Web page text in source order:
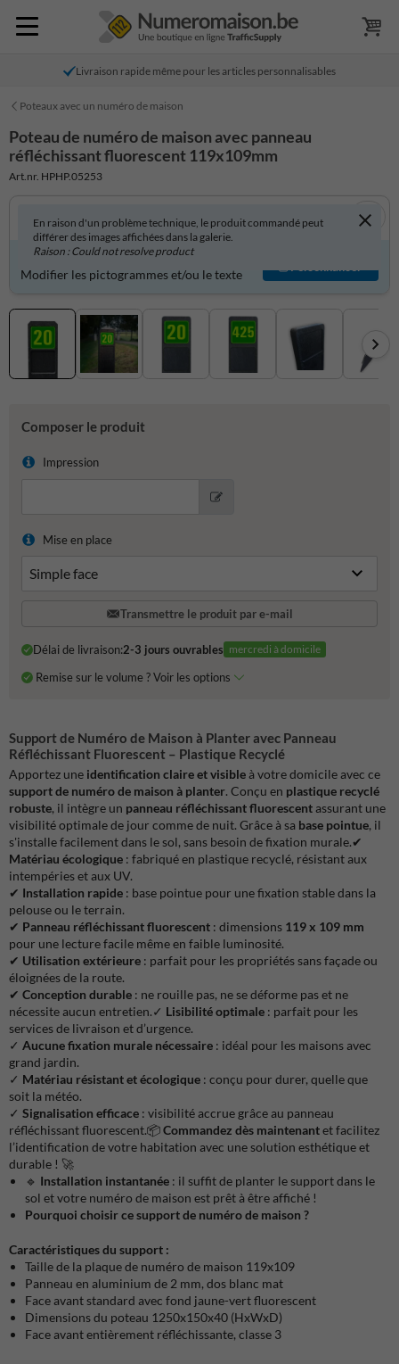
Livraison rapide même pour les articles personnalisables
Poteaux avec un numéro de maison
Poteau de numéro de maison avec panneau
réfléchissant fluorescent 119x109mm
Art.nr. HPHP.05253
En raison d'un problème technique, le produit commandé peut
différer des images affichées dans la galerie.
Raison : Could not resolve product
Produit personnalisable ?
Modifier les pictogrammes et/ou le texte
Personnaliser
Composer le produit
Impression
Mise en place
Transmettre le produit par e-mail
Délai de livraison:2-3 jours ouvrables mercredi à domicile
Remise sur le volume ? Voir les options
Support de Numéro de Maison à Planter avec Panneau
Réfléchissant Fluorescent – Plastique Recyclé
Apportez une identification claire et visibleà votre domicile avec ce
support de numéro de maison à planter. Conçu en plastique recyclé
robuste, il intègre un panneau réfléchissant fluorescentassurant une
visibilité optimale de jour comme de nuit. Grâce à sa base pointue, il
s'installe facilement dans le sol, sans besoin de fixation murale.✔
Matériau écologique : fabriqué en plastique recyclé, résistant aux
intempéries et aux UV.
✔ Installation rapide : base pointue pour une fixation stable dans la
pelouse ou le terrain.
✔ Panneau réfléchissant fluorescent : dimensions 119 x 109 mm
pour une lecture facile même en faible luminosité.
✔ Utilisation extérieure : parfait pour les propriétés sans façade ou
éloignées de la route.
✔ Conception durable : ne rouille pas, ne se déforme pas et ne
nécessite aucun entretien.✓ Lisibilité optimale : parfait pour les
services de livraison et d’urgence.
✓ Aucune fixation murale nécessaire : idéal pour les maisons avec
grand jardin.
✓ Matériau résistant et écologique : conçu pour durer, quelle que
soit la météo.
✓ Signalisation efficace : visibilité accrue grâce au panneau
réfléchissant fluorescent.📦Commandez dès maintenantet facilitez
l’identification de votre habitation avec une solution esthétique et
durable ! 🚀
🔹 Installation instantanée : il suffit de planter le support dans le
sol et votre numéro de maison est prêt à être affiché !
Pourquoi choisir ce support de numéro de maison ?
Caractéristiques du support :
Taille de la plaque de numéro de maison 119x109
Panneau en aluminium de 2 mm, dos blanc mat
Face avant standard avec fond jaune-vert fluorescent
Dimensions du poteau 1250x150x40 (HxWxD)
Face avant entièrement réfléchissante, classe 3